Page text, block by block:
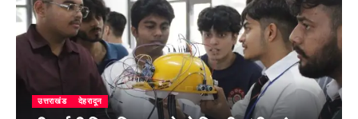
उत्तराखंड देहरादून